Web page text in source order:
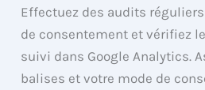
Effectuez des audits
de consentement et vérifiez
suivi dans Google Analytics.
balises et votre mode de